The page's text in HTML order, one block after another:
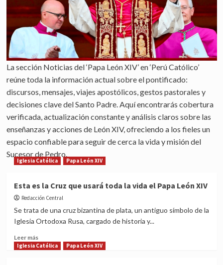
La sección Noticias del ‘Papa León XIV’ en ‘Perú Católico’
reúne toda la información actual sobre el pontificado:
discursos, mensajes, viajes apostólicos, gestos pastorales y
decisiones clave del Santo Padre. Aquí encontrarás cobertura
verificada, actualización constante y análisis claros sobre las
enseñanzas y acciones de León XIV, ofreciendo a los fieles un
espacio confiable para seguir de cerca la vida y misión del
Sucesor de Pedro.
Iglesia Católica Papa León XIV
Esta es la Cruz que usará toda la vida el Papa León XIV
Redacción Central
Se trata de una cruz bizantina de plata, un antiguo símbolo de la
Iglesia Ortodoxa Rusa, cargado de historia y...
Leer másRead
more
Iglesia Católica Papa León XIV